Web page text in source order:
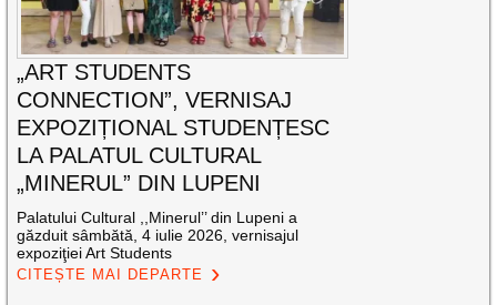
„ART STUDENTS
CONNECTION”, VERNISAJ
EXPOZIȚIONAL STUDENȚESC
LA PALATUL CULTURAL
„MINERUL” DIN LUPENI
Palatului Cultural ,,Minerul’’ din Lupeni a
găzduit sâmbătă, 4 iulie 2026, vernisajul
expoziţiei Art Students
CITEȘTE MAI DEPARTE